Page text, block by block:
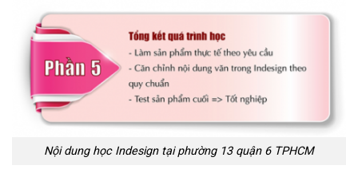
Nội dung học Indesign tại phường 13 quận 6 TPHCM